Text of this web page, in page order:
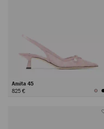
Amita 45
825 €